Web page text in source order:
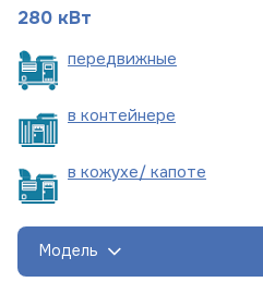
280 кВт
передвижные
в контейнере
в кожухе/ капоте
Модель